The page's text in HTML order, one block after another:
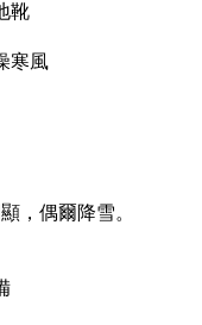
靴
寒風
，偶爾降雪。